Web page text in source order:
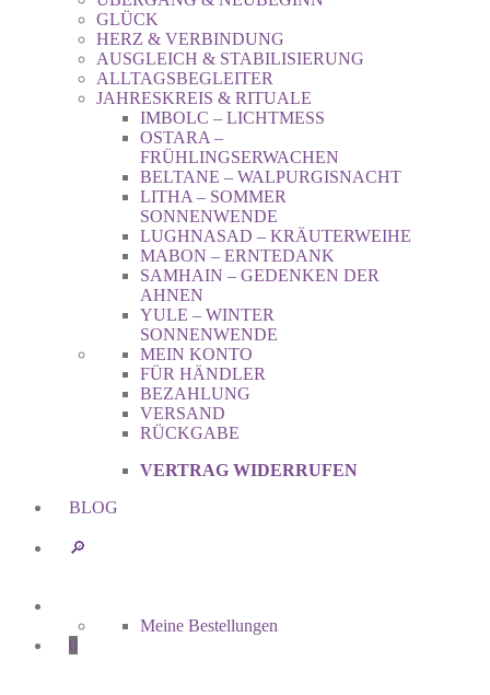
GLÜCK
HERZ & VERBINDUNG
AUSGLEICH & STABILISIERUNG
ALLTAGSBEGLEITER
JAHRESKREIS & RITUALE
IMBOLC – LICHTMESS
OSTARA –
FRÜHLINGSERWACHEN
BELTANE – WALPURGISNACHT
LITHA – SOMMER
SONNENWENDE
LUGHNASAD – KRÄUTERWEIHE
MABON – ERNTEDANK
SAMHAIN – GEDENKEN DER
AHNEN
YULE – WINTER
SONNENWENDE
MEIN KONTO
FÜR HÄNDLER
BEZAHLUNG
VERSAND
RÜCKGABE
VERTRAG WIDERRUFEN
BLOG
🔎︎
Meine Bestellungen
0